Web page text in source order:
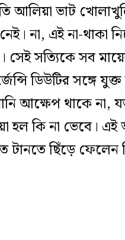
আলিয়া ভাট
না, এই না-থাকা
সেই সত্যিকে সব
ডিউটির সঙ্গে
আক্ষেপ থাকে না,
হল কি না ভেবে।
টানতে ছিঁড়ে ফেলেন